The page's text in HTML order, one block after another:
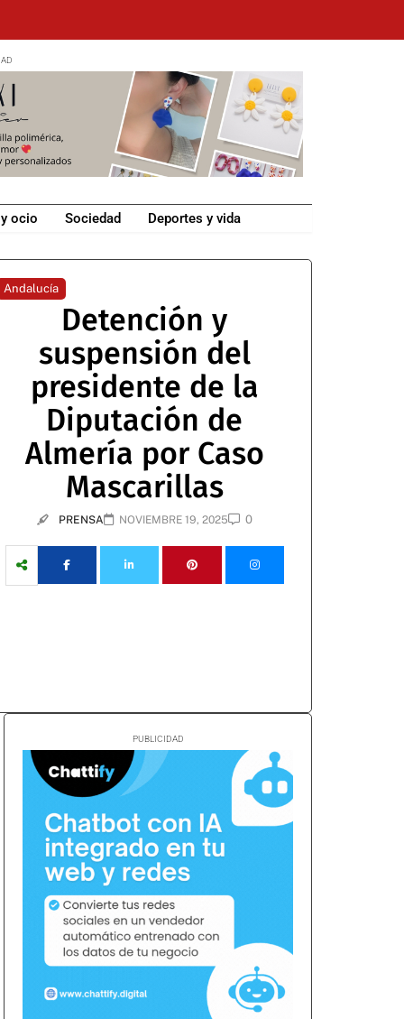
ocio Sociedad Deportes y vida
Andalucía
Detención y
suspensión del
presidente de la
Diputación de
Almería por Caso
Mascarillas
PRENSA NOVIEMBRE 19, 2025 0